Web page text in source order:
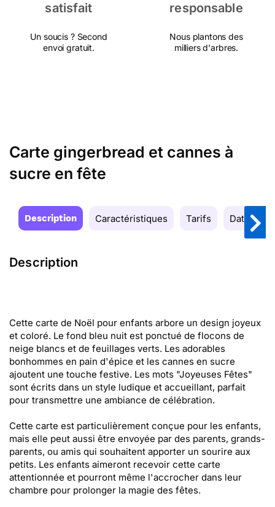
satisfait
Un soucis ? Second
envoi gratuit.
responsable
Nous plantons des
milliers d'arbres.
Carte gingerbread et cannes à
sucre en fête
Description Caractéristiques Tarifs Date de
Description
Cette carte de Noël pour enfants arbore un design joyeux
et coloré. Le fond bleu nuit est ponctué de flocons de
neige blancs et de feuillages verts. Les adorables
bonhommes en pain d'épice et les cannes en sucre
ajoutent une touche festive. Les mots "Joyeuses Fêtes"
sont écrits dans un style ludique et accueillant, parfait
pour transmettre une ambiance de célébration.
Cette carte est particulièrement conçue pour les enfants,
mais elle peut aussi être envoyée par des parents, grands-
parents, ou amis qui souhaitent apporter un sourire aux
petits. Les enfants aimeront recevoir cette carte
attentionnée et pourront même l'accrocher dans leur
chambre pour prolonger la magie des fêtes.